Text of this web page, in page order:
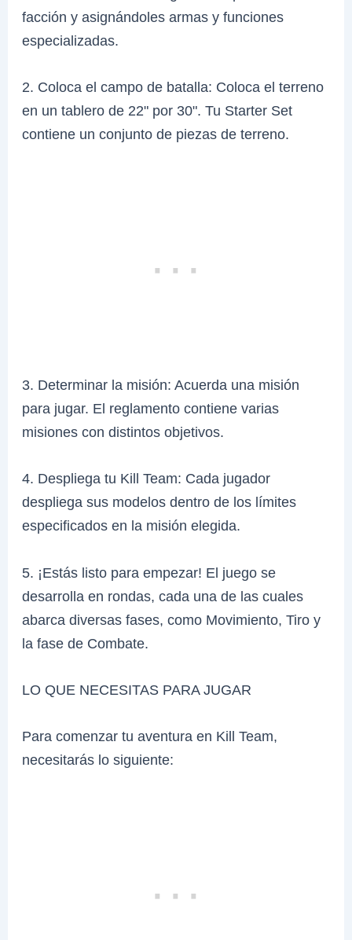
facción y asignándoles armas y funciones
especializadas.
2. Coloca el campo de batalla: Coloca el terreno
en un tablero de 22" por 30". Tu Starter Set
contiene un conjunto de piezas de terreno.
3. Determinar la misión: Acuerda una misión
para jugar. El reglamento contiene varias
misiones con distintos objetivos.
4. Despliega tu Kill Team: Cada jugador
despliega sus modelos dentro de los límites
especificados en la misión elegida.
5. ¡Estás listo para empezar! El juego se
desarrolla en rondas, cada una de las cuales
abarca diversas fases, como Movimiento, Tiro y
la fase de Combate.
LO QUE NECESITAS PARA JUGAR
Para comenzar tu aventura en Kill Team,
necesitarás lo siguiente: